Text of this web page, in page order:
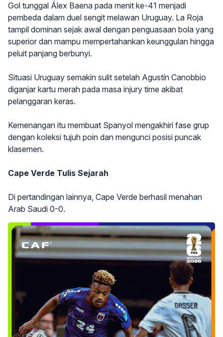
Gol tunggal Álex Baena pada menit ke-41 menjadi
pembeda dalam duel sengit melawan Uruguay. La Roja
tampil dominan sejak awal dengan penguasaan bola yang
superior dan mampu mempertahankan keunggulan hingga
peluit panjang berbunyi.
Situasi Uruguay semakin sulit setelah Agustín Canobbio
diganjar kartu merah pada masa injury time akibat
pelanggaran keras.
Kemenangan itu membuat Spanyol mengakhiri fase grup
dengan koleksi tujuh poin dan mengunci posisi puncak
klasemen.
Cape Verde Tulis Sejarah
Di pertandingan lainnya, Cape Verde berhasil menahan
Arab Saudi 0-0.